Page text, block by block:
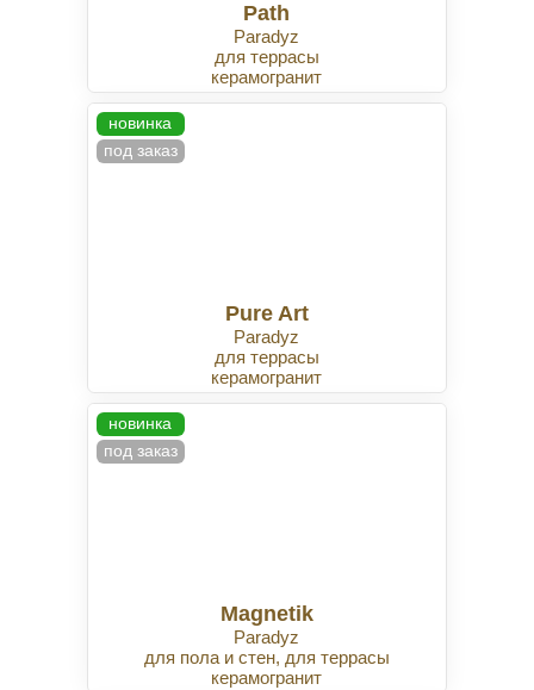
Path
Paradyz
для террасы
керамогранит
новинка
под заказ
Pure Art
Paradyz
для террасы
керамогранит
новинка
под заказ
Magnetik
Paradyz
для пола и стен, для террасы
керамогранит